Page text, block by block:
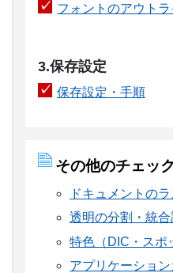
フォントのアウト
3.保存設定
保存設定・手順
その他のチェッ
ドキュメントの
透明の分割・統合
特色（DIC・スポ
アプリケーショ